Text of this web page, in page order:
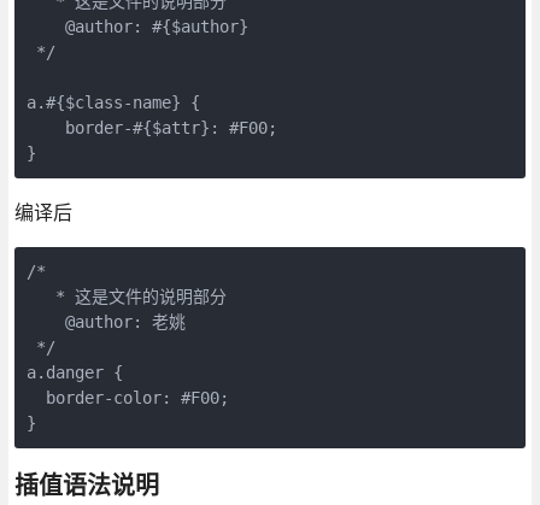
    @author: #{$author}
*/
a.#{$class-name} {
    border-#{$attr}: #F00;
编译后
/*
   * 这是文件的说明部分
    @author: 老姚
*/
a.danger {
  border-color: #F00;
插值语法说明